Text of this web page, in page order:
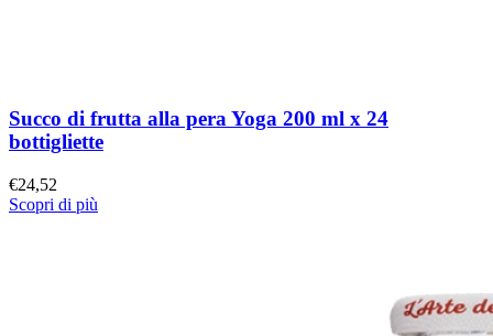
Succo di frutta alla pera Yoga 200 ml x 24
bottigliette
€24,52
Scopri di più